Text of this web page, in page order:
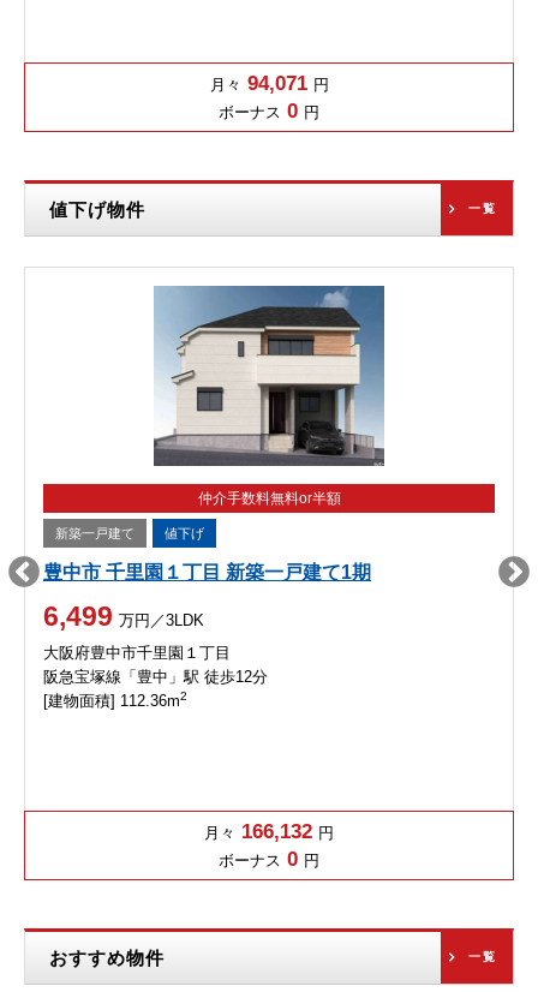
月々 94,071 円
ボーナス 0 円
値下げ物件 一覧
仲介手数料無料or半額
新築一戸建て 値下げ
豊中市 千里園１丁目 新築一戸建て1期
6,499 万円／3LDK
大阪府豊中市千里園１丁目
阪急宝塚線「豊中」駅 徒歩12分
[建物面積] 112.36m2
月々 166,132 円
ボーナス 0 円
おすすめ物件 一覧